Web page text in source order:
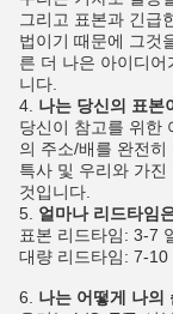
그리고 표본과 긴급
법이기 때문에 그것
른 더 나은 아이디
니다.
4. 나는 당신의 표본
당신이 참고를 위한
의 주소/배를 완전히
특사 및 우리와 가
것입니다.
5. 얼마나 리드타임
표본 리드타임: 3-7
대량 리드타임: 7-
6. 나는 어떻게 나의